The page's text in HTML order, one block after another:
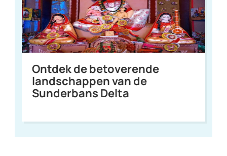
Ontdek de betoverende
landschappen van de
Sunderbans Delta